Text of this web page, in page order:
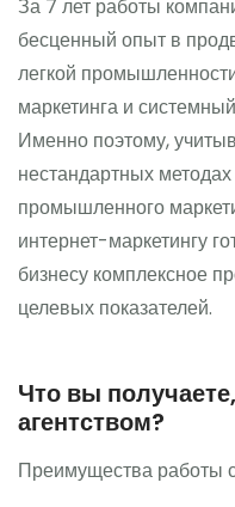
За 7 лет работы
бесценный опыт в
легкой
маркетинга и
Именно поэтому,
нестандартных
промышленного
интернет-маркетингу
бизнесу комплексное
целевых показателей.
Что вы
агентством?
Преимущества работы